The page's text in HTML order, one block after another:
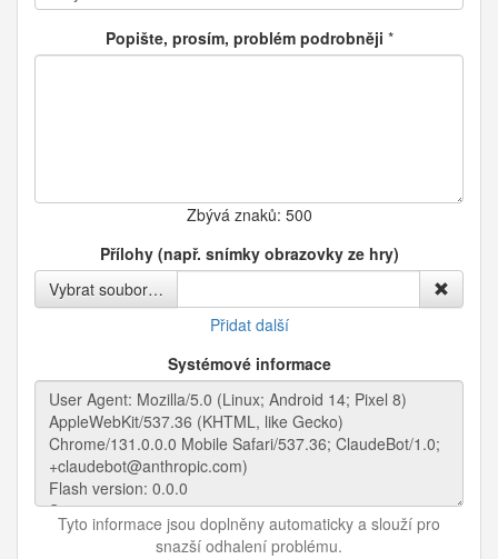
Popište, prosím, problém podrobněji *
Zbývá znaků: 500
Přílohy (např. snímky obrazovky ze hry)
Vybrat soubor…
Přidat další
Systémové informace
Tyto informace jsou doplněny automaticky a slouží pro
snazší odhalení problému.